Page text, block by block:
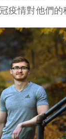
疫情對他們的